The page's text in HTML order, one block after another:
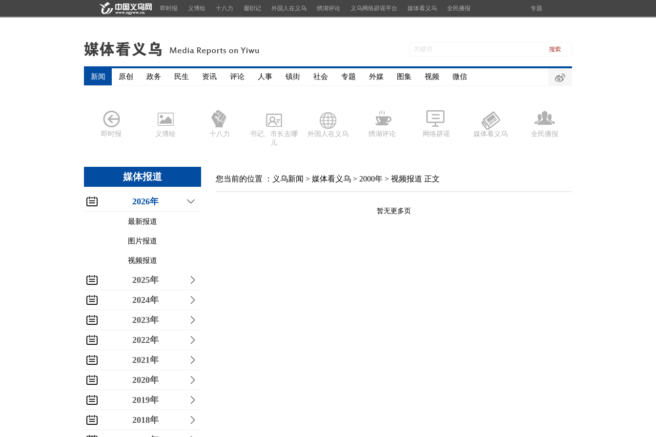
即时报 义博绘 十八力 履职记 外国人在义乌 绣湖评论 义乌网络辟谣平台 媒体看义乌 全民播报 专题
新闻 原创 政务 民生 资讯 评论 人事 镇街 社会 专题 外媒 图集 视频 微信
即时报 义博绘 十八力
书记、市长去哪
儿
外国人在义乌 绣湖评论 网络辟谣 媒体看义乌 全民播报
媒体报道
2026年
最新报道
图片报道
视频报道
2025年
2024年
2023年
2022年
2021年
2020年
2019年
2018年
您当前的位置 ： 义乌新闻 > 媒体看义乌 > 2000年 > 视频报道 正文
暂无更多页